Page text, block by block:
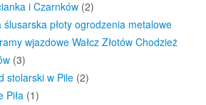
i Czarnków (2)
ślusarska płoty ogrodzenia metalowe
wjazdowe Wałcz Złotów Chodzież
(3)
stolarski w Pile (2)
Piła (1)